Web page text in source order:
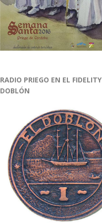
RADIO PRIEGO EN EL FIDELITY
DOBLÓN